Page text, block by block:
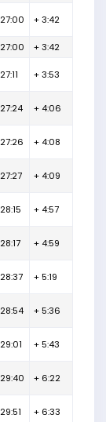
27:00 + 3:42
27:00 + 3:42
27:11 + 3:53
27:24 + 4:06
27:26 + 4:08
27:27 + 4:09
28:15 + 4:57
28:17 + 4:59
28:37 + 5:19
28:54 + 5:36
29:01 + 5:43
29:40 + 6:22
29:51 + 6:33